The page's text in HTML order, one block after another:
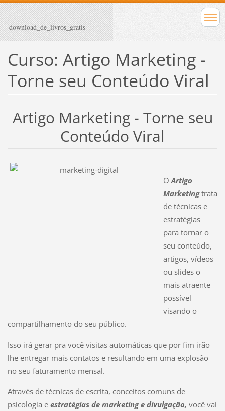
download_de_livros_gratis
Curso: Artigo Marketing -
Torne seu Conteúdo Viral
Artigo Marketing - Torne seu
Conteúdo Viral
O Artigo
Marketingtrata
de técnicas e
estratégias
para tornar o
seu conteúdo,
artigos, vídeos
ou slides o
mais atraente
possível
visando o
compartilhamento do seu público.
Isso irá gerar pra você visitas automáticas que por fim irão
lhe entregar mais contatos e resultando em uma explosão
no seu faturamento mensal.
Através de técnicas de escrita, conceitos comuns de
psicologia e estratégias de marketing e divulgação, você vai